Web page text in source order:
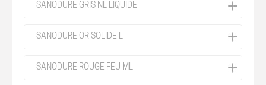
SANODURE GRIS NL LIQUIDE
SANODURE OR SOLIDE L
SANODURE ROUGE FEU ML